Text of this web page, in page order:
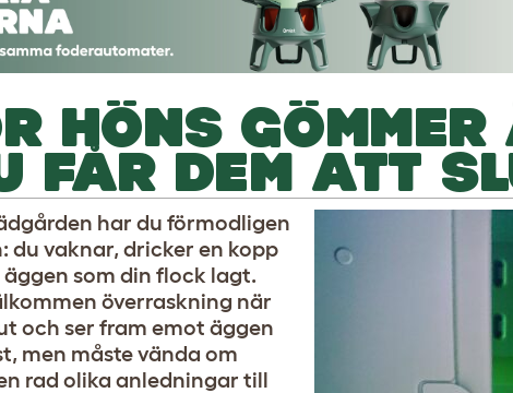
HÖNS GÖMMER
FÅR DEM ATT
har du förmodligen
du vaknar, dricker en kopp
som din flock lagt.
överraskning när
och ser fram emot äggen
men måste vända om
rad olika anledningar till